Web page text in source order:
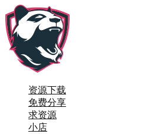
资源下载
免费分享
求资源
小店